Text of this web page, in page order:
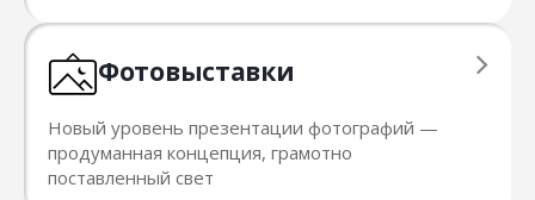
Фотовыставки
Новый уровень презентации фотографий —
продуманная концепция, грамотно
поставленный свет